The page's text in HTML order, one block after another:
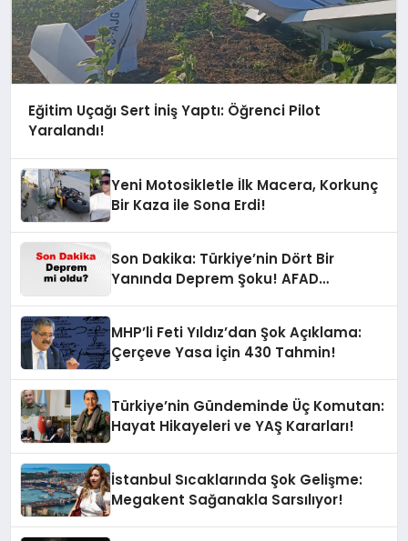
Eğitim Uçağı Sert İniş Yaptı: Öğrenci Pilot
Yaralandı!
Yeni Motosikletle İlk Macera, Korkunç
Bir Kaza ile Sona Erdi!
Son Dakika: Türkiye’nin Dört Bir
Yanında Deprem Şoku! AFAD
MHP’li Feti Yıldız’dan Şok Açıklama:
Çerçeve Yasa İçin 430 Tahmin!
Türkiye’nin Gündeminde Üç Komutan:
Hayat Hikayeleri ve YAŞ Kararları!
İstanbul Sıcaklarında Şok Gelişme:
Megakent Sağanakla Sarsılıyor!